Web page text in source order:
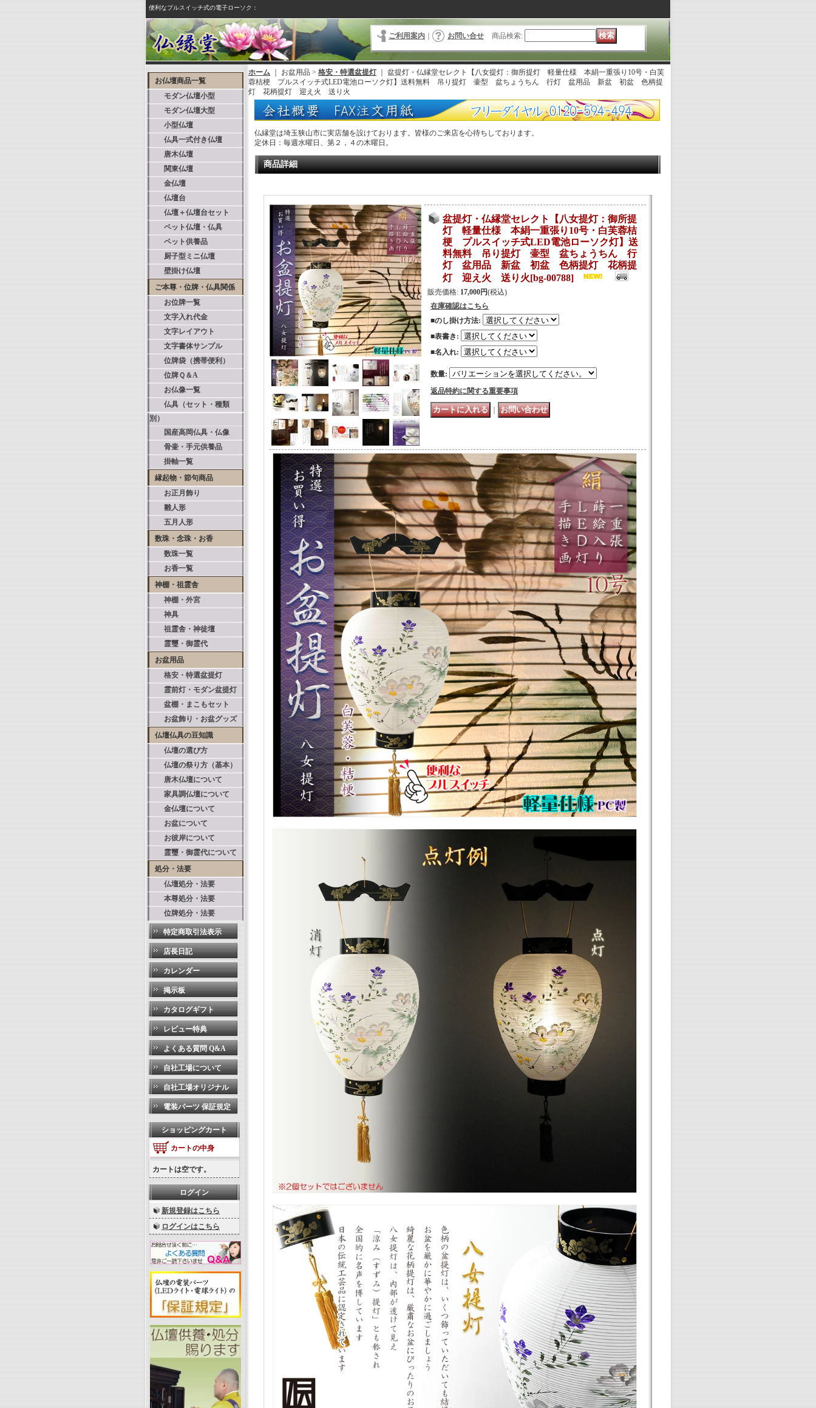
便利なプルスイッチ式の電子ローソク：
ご利用案内 お問い合せ 商品検索:
お仏壇商品一覧
モダン仏壇小型
モダン仏壇大型
小型仏壇
仏具一式付き仏壇
唐木仏壇
関東仏壇
金仏壇
仏壇台
仏壇＋仏壇台セット
ペット仏壇・仏具
ペット供養品
厨子型ミニ仏壇
壁掛け仏壇
ご本尊・位牌・仏具関係
お位牌一覧
文字入れ代金
文字レイアウト
文字書体サンプル
位牌袋（携帯便利）
位牌Ｑ＆A
お仏像一覧
仏具（セット・種類
別）
国産高岡仏具・仏像
骨壷・手元供養品
掛軸一覧
縁起物・節句商品
お正月飾り
雛人形
五月人形
数珠・念珠・お香
数珠一覧
お香一覧
神棚・祖霊舎
神棚・外宮
神具
祖霊舎・神徒壇
霊璽・御霊代
お盆用品
格安・特選盆提灯
霊前灯・モダン盆提灯
盆棚・まこもセット
お盆飾り・お盆グッズ
仏壇仏具の豆知識
仏壇の選び方
仏壇の祭り方（基本）
唐木仏壇について
家具調仏壇について
金仏壇について
お盆について
お彼岸について
霊璽・御霊代について
処分・法要
仏壇処分・法要
本尊処分・法要
位牌処分・法要
特定商取引法表示
店長日記
カレンダー
掲示板
カタログギフト
レビュー特典
よくある質問 Q&A
自社工場について
自社工場オリジナル
電装パーツ 保証規定
ショッピングカート
カートの中身
カートは空です。
ログイン
新規登録はこちら
ログインはこちら
ホーム ｜ お盆用品 > 格安・特選盆提灯｜ 盆提灯・仏縁堂セレクト【八女提灯：御所提灯 軽量仕様 本絹一重張り10号・白芙
蓉桔梗 プルスイッチ式LED電池ローソク灯】送料無料 吊り提灯 壷型 盆ちょうちん 行灯 盆用品 新盆 初盆 色柄提
灯 花柄提灯 迎え火 送り火
仏縁堂は埼玉狭山市に実店舗を設けております。皆様のご来店を心待ちしております。
定休日：毎週水曜日、第２，４の木曜日。
商品詳細
盆提灯・仏縁堂セレクト【八女提灯：御所提
灯 軽量仕様 本絹一重張り10号・白芙蓉桔
梗 プルスイッチ式LED電池ローソク灯】送
料無料 吊り提灯 壷型 盆ちょうちん 行
灯 盆用品 新盆 初盆 色柄提灯 花柄提
灯 迎え火 送り火[bg-00788]
販売価格: 17,000円(税込)
在庫確認はこちら
■のし掛け方法:
■表書き :
■名入れ:
数量:
返品特約に関する重要事項